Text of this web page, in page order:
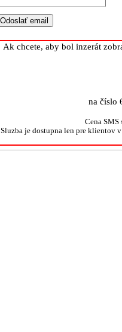
Ak chcete, aby bol inzerát
na číslo
Cena SMS
Sluzba je dostupna len pre klientov